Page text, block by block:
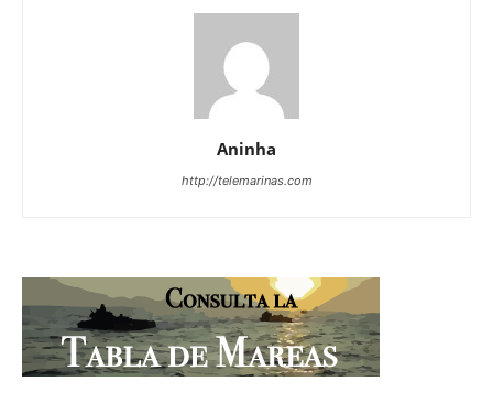
Aninha
http://telemarinas.com